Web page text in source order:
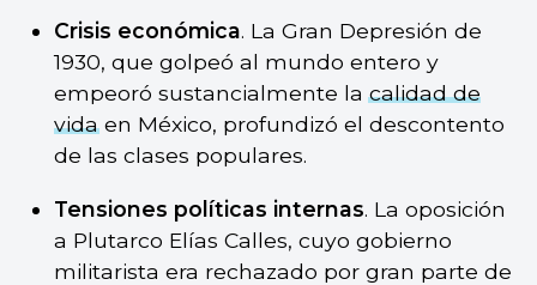
Crisis económica. La Gran Depresión de
1930, que golpeó al mundo entero y
empeoró sustancialmente lacalidad de
vidaen México, profundizó el descontento
de las clases populares.
Tensiones políticas internas. La oposición
a Plutarco Elías Calles, cuyo gobierno
militarista era rechazado por gran parte de